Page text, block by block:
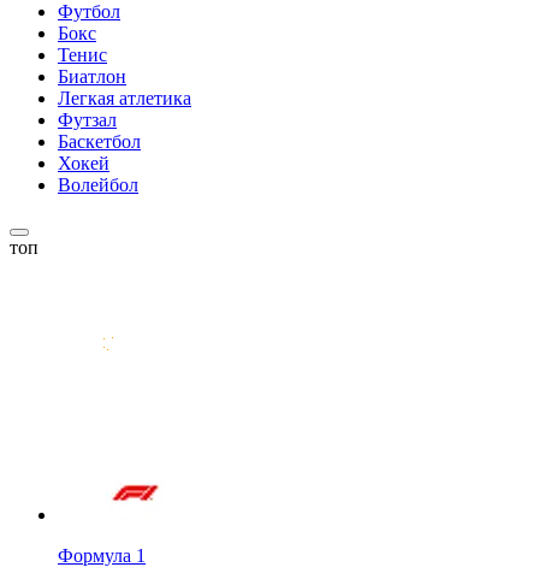
Футбол
Бокс
Тенис
Биатлон
Легкая атлетика
Футзал
Баскетбол
Хокей
Волейбол
топ
Формула 1